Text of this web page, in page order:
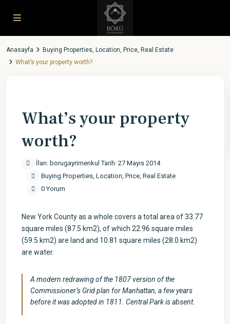
Anasayfa Buying Properties, Location, Price, Real Estate
What’s your property worth?
What’s your property
worth?
İlan: borugayrimenkul Tarih: 27 Mayıs 2014
Buying Properties, Location, Price, Real Estate
0 Yorum
New York County as a whole covers a total area of 33.77
square miles (87.5 km2), of which 22.96 square miles
(59.5 km2) are land and 10.81 square miles (28.0 km2)
are water.
A modern redrawing of the 1807 version of the
Commissioner’s Grid plan for Manhattan, a few years
before it was adopted in 1811. Central Park is absent.